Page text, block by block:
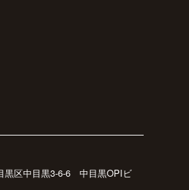
黒区中目黒3-6-6 中目黒OPIビ